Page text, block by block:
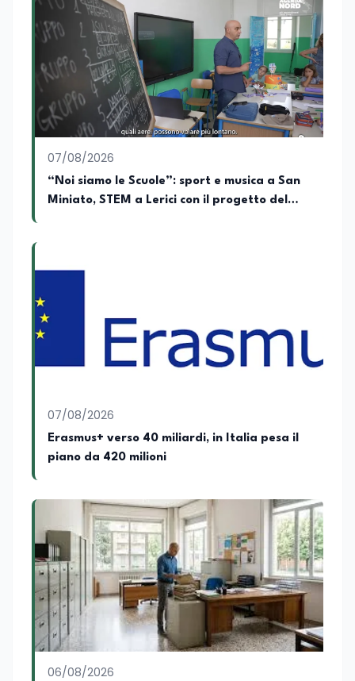
07/08/2026
“Noi siamo le Scuole”: sport e musica a San
Miniato, STEM a Lerici con il progetto del
07/08/2026
Erasmus+ verso 40 miliardi, in Italia pesa il
piano da 420 milioni
06/08/2026